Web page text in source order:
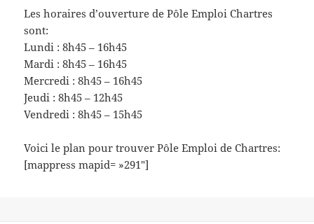
Les horaires d’ouverture de Pôle Emploi Chartres
sont:
Lundi : 8h45 – 16h45
Mardi : 8h45 – 16h45
Mercredi : 8h45 – 16h45
Jeudi : 8h45 – 12h45
Vendredi : 8h45 – 15h45
Voici le plan pour trouver Pôle Emploi de Chartres:
[mappress mapid= »291″]